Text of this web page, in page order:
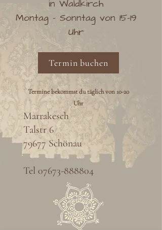
in Waldkirch
Montag - Sonntag von 15-19
Uhr
Termin buchen
Termine bekommst du täglich von 10-20
Uhr
Marrakesch
Talstr 6
79677 Schönau
Tel 07673-888804